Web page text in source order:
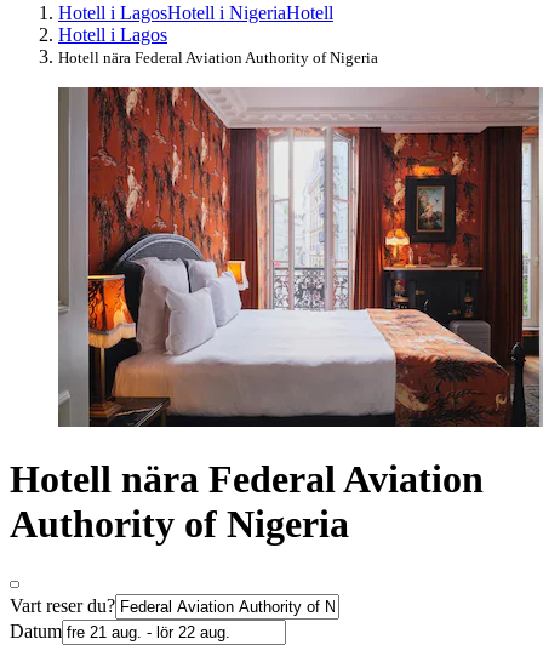
Hotell i LagosHotell i NigeriaHotell
Hotell i Lagos
Hotell nära Federal Aviation Authority of Nigeria
Hotell nära Federal Aviation
Authority of Nigeria
Vart reser du?
Datum